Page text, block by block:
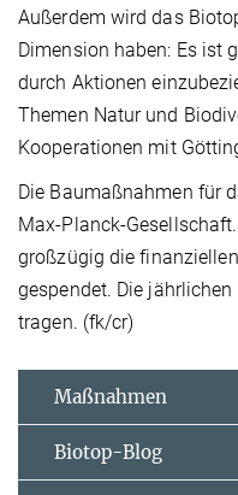
Außerdem wird das
Dimension haben: Es ist
durch Aktionen
Themen Natur und
Kooperationen mit
Die Baumaßnahmen für
Max-Planck-
großzügig die
gespendet. Die
tragen. (fk/cr)
Maßnahmen
Biotop-Blog